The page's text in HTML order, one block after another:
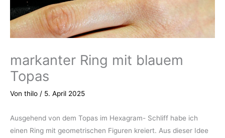
markanter Ring mit blauem
Topas
Von thilo / 5. April 2025
Ausgehend von dem Topas im Hexagram- Schliff habe ich
einen Ring mit geometrischen Figuren kreiert. Aus dieser Idee